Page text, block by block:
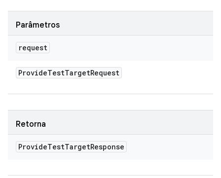
Parâmetros
request
ProvideTestTargetRequest
Retorna
ProvideTestTargetResponse